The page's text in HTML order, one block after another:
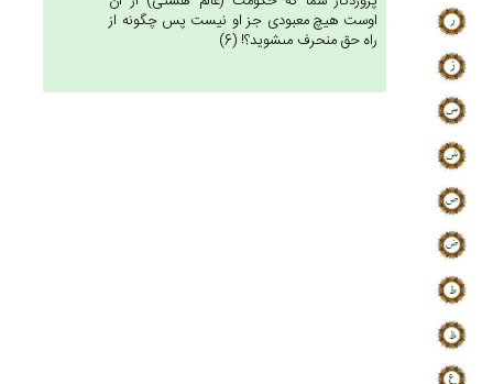
اوست هيچ معبودى جز او نيست پس چگونه از
راه حق منحرف مى‏شويد؟! (6)